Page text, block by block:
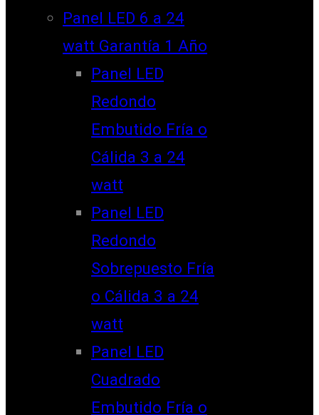
Panel LED 6 a 24
watt Garantía 1 Año
Panel LED
Redondo
Embutido Fría o
Cálida 3 a 24
watt
Panel LED
Redondo
Sobrepuesto Fría
o Cálida 3 a 24
watt
Panel LED
Cuadrado
Embutido Fría o